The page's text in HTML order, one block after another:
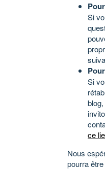
Si
Si
ce
Nous
pourra